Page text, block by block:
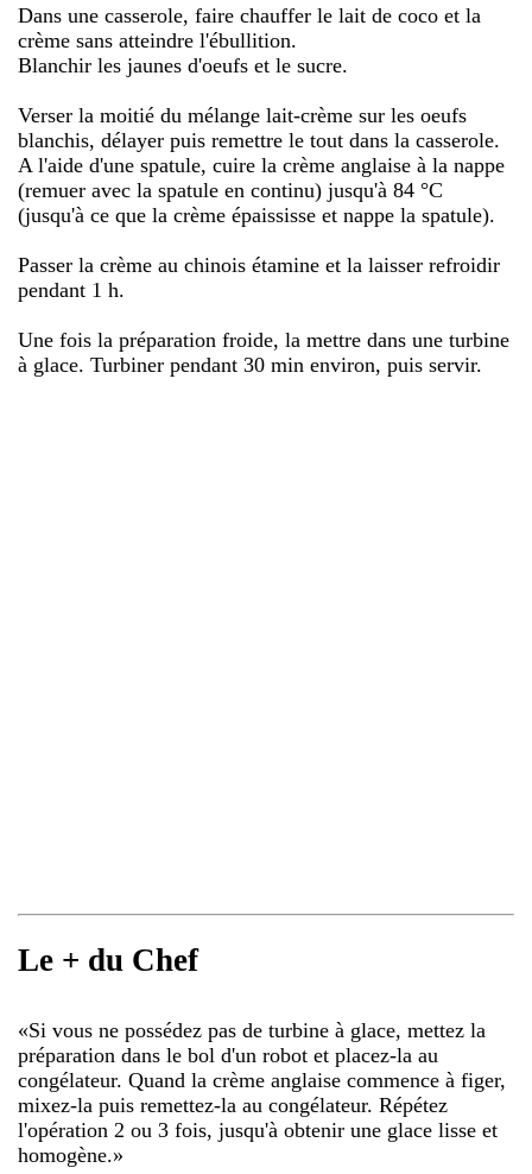
Dans une casserole, faire chauffer le lait de coco et la
crème sans atteindre l'ébullition.
Blanchir les jaunes d'oeufs et le sucre.
Verser la moitié du mélange lait-crème sur les oeufs
blanchis, délayer puis remettre le tout dans la casserole.
A l'aide d'une spatule, cuire la crème anglaise à la nappe
(remuer avec la spatule en continu) jusqu'à 84 °C
(jusqu'à ce que la crème épaississe et nappe la spatule).
Passer la crème au chinois étamine et la laisser refroidir
pendant 1 h.
Une fois la préparation froide, la mettre dans une turbine
à glace. Turbiner pendant 30 min environ, puis servir.
Le + du Chef
«Si vous ne possédez pas de turbine à glace, mettez la
préparation dans le bol d'un robot et placez-la au
congélateur. Quand la crème anglaise commence à figer,
mixez-la puis remettez-la au congélateur. Répétez
l'opération 2 ou 3 fois, jusqu'à obtenir une glace lisse et
homogène.»